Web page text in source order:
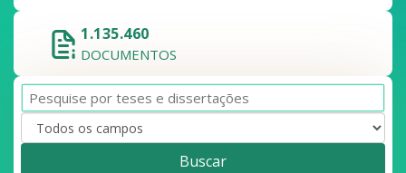
1.135.460
DOCUMENTOS
Buscar